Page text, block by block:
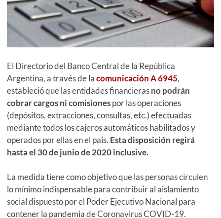
El Directorio del Banco Central de la República
Argentina, a través de lacomunicación A 6945,
estableció que las entidades financierasno podrán
cobrar cargos ni comisionespor las operaciones
(depósitos, extracciones, consultas, etc.) efectuadas
mediante todos los cajeros automáticos habilitados y
operados por ellas en el país. Esta disposición regirá
hasta el 30 de junio de 2020 inclusive.
La medida tiene como objetivo que las personas circulen
lo mínimo indispensable para contribuir al aislamiento
social dispuesto por el Poder Ejecutivo Nacional para
contener la pandemia de Coronavirus COVID-19.